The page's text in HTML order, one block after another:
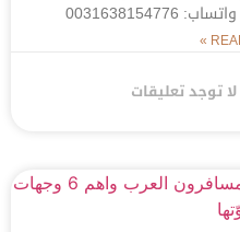
لا توجد تعليقات